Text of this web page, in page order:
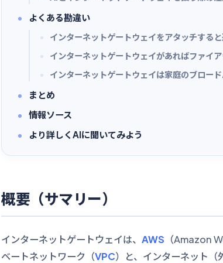
よくある勘違い
インターネットゲートウェイをアタッチする
インターネットゲートウェイがあればファイ
インターネットゲートウェイは家庭のブロー
まとめ
情報ソース
より詳しくAIに聞いてみよう
概要（サマリー）
インターネットゲートウェイは、 AWS （Amazon
ベートネットワーク（VPC）と、インターネット